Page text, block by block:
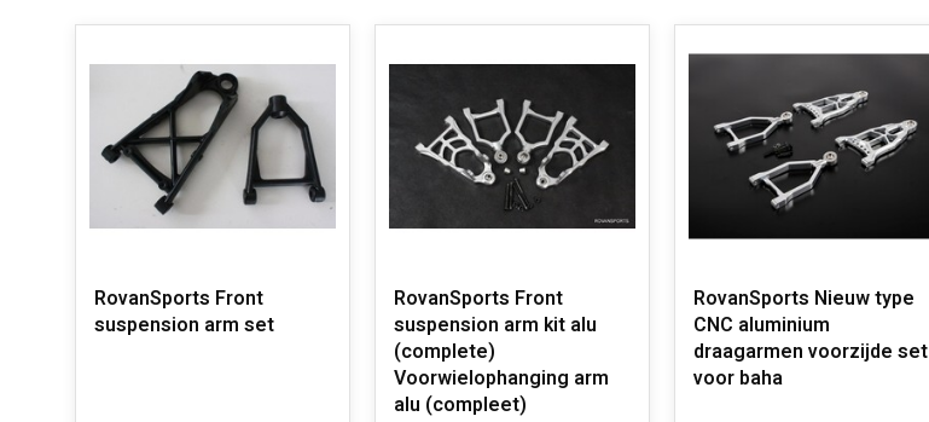
RovanSports Front
suspension arm set
RovanSports Front
suspension arm kit alu
(complete)
Voorwielophanging arm
alu (compleet)
RovanSports Nieuw type
CNC aluminium
draagarmen voorzijde set
voor baha